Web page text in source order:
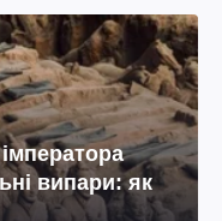
випари: як